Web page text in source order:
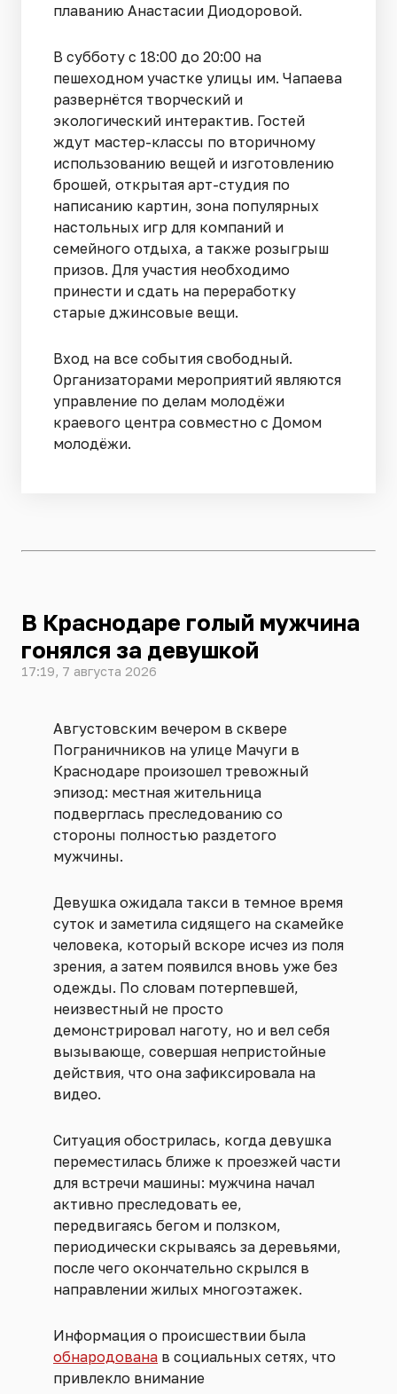
плаванию Анастасии Диодоровой.
В субботу с 18:00 до 20:00 на
пешеходном участке улицы им. Чапаева
развернётся творческий и
экологический интерактив. Гостей
ждут мастер-классы по вторичному
использованию вещей и изготовлению
брошей, открытая арт-студия по
написанию картин, зона популярных
настольных игр для компаний и
семейного отдыха, а также розыгрыш
призов. Для участия необходимо
принести и сдать на переработку
старые джинсовые вещи.
Вход на все события свободный.
Организаторами мероприятий являются
управление по делам молодёжи
краевого центра совместно с Домом
молодёжи.
В Краснодаре голый мужчина
гонялся за девушкой
17:19, 7 августа 2026
Августовским вечером в сквере
Пограничников на улице Мачуги в
Краснодаре произошел тревожный
эпизод: местная жительница
подверглась преследованию со
стороны полностью раздетого
мужчины.
Девушка ожидала такси в темное время
суток и заметила сидящего на скамейке
человека, который вскоре исчез из поля
зрения, а затем появился вновь уже без
одежды. По словам потерпевшей,
неизвестный не просто
демонстрировал наготу, но и вел себя
вызывающе, совершая непристойные
действия, что она зафиксировала на
видео.
Ситуация обострилась, когда девушка
переместилась ближе к проезжей части
для встречи машины: мужчина начал
активно преследовать ее,
передвигаясь бегом и ползком,
периодически скрываясь за деревьями,
после чего окончательно скрылся в
направлении жилых многоэтажек.
Информация о происшествии была
обнародована в социальных сетях, что
привлекло внимание